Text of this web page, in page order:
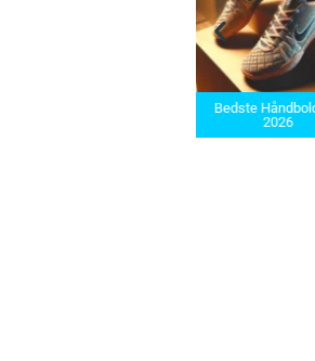
Bedste Håndboldsko